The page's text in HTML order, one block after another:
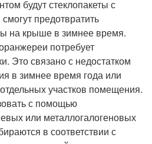
будут стеклопакеты с
предотвратить
на крыше в зимнее время.
потребует
Это связано с недостатком
в зимнее время года или
участков помещения.
с помощью
или металлогалогеновых
в соответствии с